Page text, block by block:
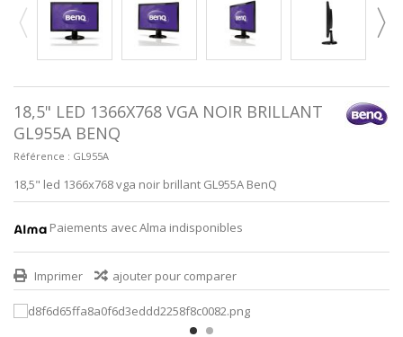
18,5" LED 1366X768 VGA NOIR BRILLANT
GL955A BENQ
Référence : GL955A
18,5" led 1366x768 vga noir brillant GL955A BenQ
Paiements avec Alma indisponibles
Imprimer ajouter pour comparer